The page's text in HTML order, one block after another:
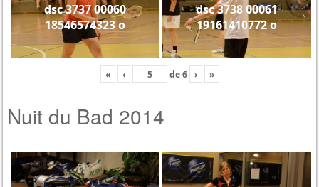
dsc 3737 00060
18546574323 o
dsc 3738 00061
19161410772 o
« ‹ de6 › »
Nuit du Bad 2014